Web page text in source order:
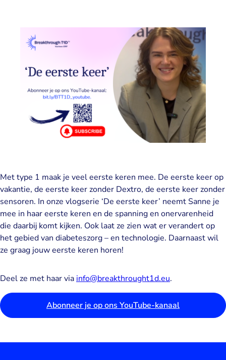
Met type 1 maak je veel eerste keren mee. De eerste keer op
vakantie, de eerste keer zonder Dextro, de eerste keer zonder
sensoren. In onze vlogserie ‘De eerste keer’ neemt Sanne je
mee in haar eerste keren en de spanning en onervarenheid
die daarbij komt kijken. Ook laat ze zien wat er verandert op
het gebied van diabeteszorg – en technologie. Daarnaast wil
ze graag jouw eerste keren horen!
Deel ze met haar via info@breakthrought1d.eu.
Abonneer je op ons YouTube-kanaal